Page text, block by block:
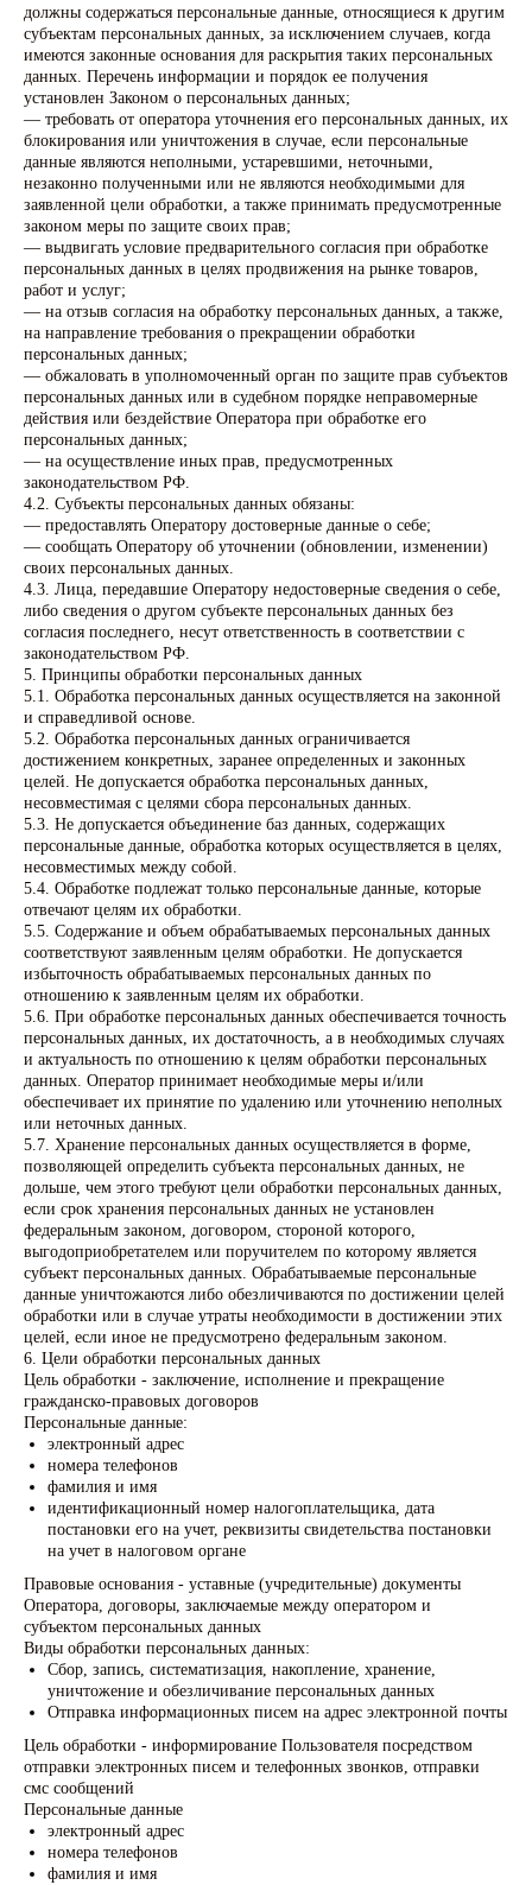
должны содержаться персональные данные, относящиеся к другим
субъектам персональных данных, за исключением случаев, когда
имеются законные основания для раскрытия таких персональных
данных. Перечень информации и порядок ее получения
установлен Законом о персональных данных;
— требовать от оператора уточнения его персональных данных, их
блокирования или уничтожения в случае, если персональные
данные являются неполными, устаревшими, неточными,
незаконно полученными или не являются необходимыми для
заявленной цели обработки, а также принимать предусмотренные
законом меры по защите своих прав;
— выдвигать условие предварительного согласия при обработке
персональных данных в целях продвижения на рынке товаров,
работ и услуг;
— на отзыв согласия на обработку персональных данных, а также,
на направление требования о прекращении обработки
персональных данных;
— обжаловать в уполномоченный орган по защите прав субъектов
персональных данных или в судебном порядке неправомерные
действия или бездействие Оператора при обработке его
персональных данных;
— на осуществление иных прав, предусмотренных
законодательством РФ.
4.2. Субъекты персональных данных обязаны:
— предоставлять Оператору достоверные данные о себе;
— сообщать Оператору об уточнении (обновлении, изменении)
своих персональных данных.
4.3. Лица, передавшие Оператору недостоверные сведения о себе,
либо сведения о другом субъекте персональных данных без
согласия последнего, несут ответственность в соответствии с
законодательством РФ.
5. Принципы обработки персональных данных
5.1. Обработка персональных данных осуществляется на законной
и справедливой основе.
5.2. Обработка персональных данных ограничивается
достижением конкретных, заранее определенных и законных
целей. Не допускается обработка персональных данных,
несовместимая с целями сбора персональных данных.
5.3. Не допускается объединение баз данных, содержащих
персональные данные, обработка которых осуществляется в целях,
несовместимых между собой.
5.4. Обработке подлежат только персональные данные, которые
отвечают целям их обработки.
5.5. Содержание и объем обрабатываемых персональных данных
соответствуют заявленным целям обработки. Не допускается
избыточность обрабатываемых персональных данных по
отношению к заявленным целям их обработки.
5.6. При обработке персональных данных обеспечивается точность
персональных данных, их достаточность, а в необходимых случаях
и актуальность по отношению к целям обработки персональных
данных. Оператор принимает необходимые меры и/или
обеспечивает их принятие по удалению или уточнению неполных
или неточных данных.
5.7. Хранение персональных данных осуществляется в форме,
позволяющей определить субъекта персональных данных, не
дольше, чем этого требуют цели обработки персональных данных,
если срок хранения персональных данных не установлен
федеральным законом, договором, стороной которого,
выгодоприобретателем или поручителем по которому является
субъект персональных данных. Обрабатываемые персональные
данные уничтожаются либо обезличиваются по достижении целей
обработки или в случае утраты необходимости в достижении этих
целей, если иное не предусмотрено федеральным законом.
6. Цели обработки персональных данных
Цель обработки - заключение, исполнение и прекращение
гражданско-правовых договоров
Персональные данные:
электронный адрес
номера телефонов
фамилия и имя
идентификационный номер налогоплательщика, дата
постановки его на учет, реквизиты свидетельства постановки
на учет в налоговом органе
Правовые основания - уставные (учредительные) документы
Оператора, договоры, заключаемые между оператором и
субъектом персональных данных
Виды обработки персональных данных:
Сбор, запись, систематизация, накопление, хранение,
уничтожение и обезличивание персональных данных
Отправка информационных писем на адрес электронной почты
Цель обработки - информирование Пользователя посредством
отправки электронных писем и телефонных звонков, отправки
смс сообщений
Персональные данные
электронный адрес
номера телефонов
фамилия и имя